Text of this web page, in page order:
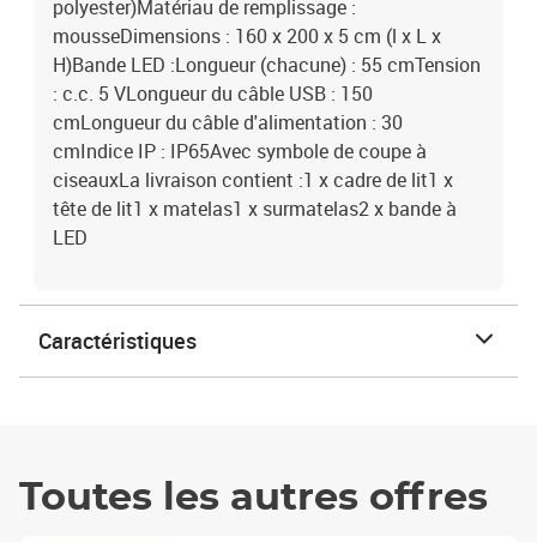
polyester)Matériau de remplissage :
mousseDimensions : 160 x 200 x 5 cm (l x L x
H)Bande LED :Longueur (chacune) : 55 cmTension
: c.c. 5 VLongueur du câble USB : 150
cmLongueur du câble d'alimentation : 30
cmIndice IP : IP65Avec symbole de coupe à
ciseauxLa livraison contient :1 x cadre de lit1 x
tête de lit1 x matelas1 x surmatelas2 x bande à
LED
Caractéristiques
Toutes les autres offres